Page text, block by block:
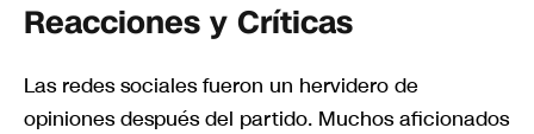
Reacciones y Críticas
Las redes sociales fueron un hervidero de
opiniones después del partido. Muchos aficionados